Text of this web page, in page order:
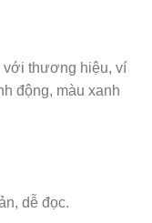
với thương hiệu, ví
động, màu xanh
dễ đọc.